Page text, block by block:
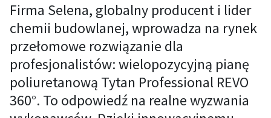
Firma Selena, globalny producent i lider
chemii budowlanej, wprowadza na rynek
przełomowe rozwiązanie dla
profesjonalistów: wielopozycyjną pianę
poliuretanową Tytan Professional REVO
360°. To odpowiedź na realne wyzwania